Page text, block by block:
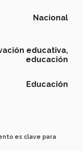
Nacional
educativa,
educación
Educación
es clave para